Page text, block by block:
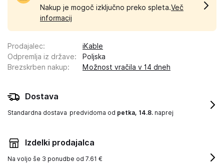
Nakup je mogoč izključno preko spleta.Več
informacij
Prodajalec:
iKable
Odpremlja iz države:
Poljska
Brezskrben nakup: Možnost vračila v 14 dneh
Dostava
Standardna dostava predvidoma od petka, 14.8. naprej
Izdelki prodajalca
Na voljo še 3 ponudbe od 7.61 €